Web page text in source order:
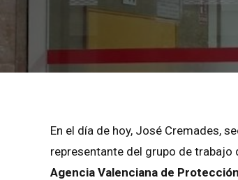
En el día de hoy, José Cremades,
representante del grupo de trabajo
Agencia Valenciana de